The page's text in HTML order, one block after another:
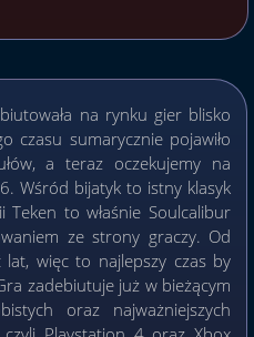
na rynku gier blisko
czasu sumarycznie pojawiło
a teraz oczekujemy na
Wśród bijatyk to istny klasyk
to właśnie Soulcalibur
ze strony graczy. Od
lat, więc to najlepszy czas by
zadebiutuje już w bieżącym
oraz najważniejszych